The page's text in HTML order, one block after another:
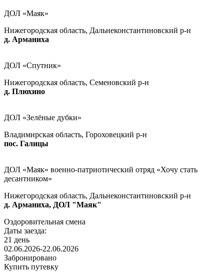
ДОЛ «Маяк»
Нижегородская область, Дальнеконстантиновский р-н
д. Арманиха
ДОЛ «Спутник»
Нижегородская область, Семеновский р-н
д. Плюхино
ДОЛ «Зелёные дубки»
Владимирская область, Гороховецкий р-н
пос. Галицы
ДОЛ «Маяк» военно-патриотический отряд «Хочу стать
десантником»
Нижегородская область, Дальнеконстантиновский р-н
д. Арманиха, ДОЛ "Маяк"
Оздоровительная смена
Даты заезда:
21 день
02.06.2026-22.06.2026
Забронировано
Купить путевку